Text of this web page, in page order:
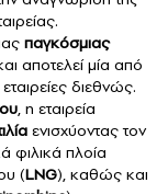
παγκόσμιας
αποτελεί μία από
διεθνώς.
, η εταιρεία
ενισχύοντας τον
φιλικά πλοία
(LNG), καθώς και